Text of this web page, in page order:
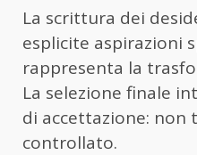
La scrittura dei
esplicite aspirazioni
rappresenta la
La selezione finale
di accettazione: non
controllato.